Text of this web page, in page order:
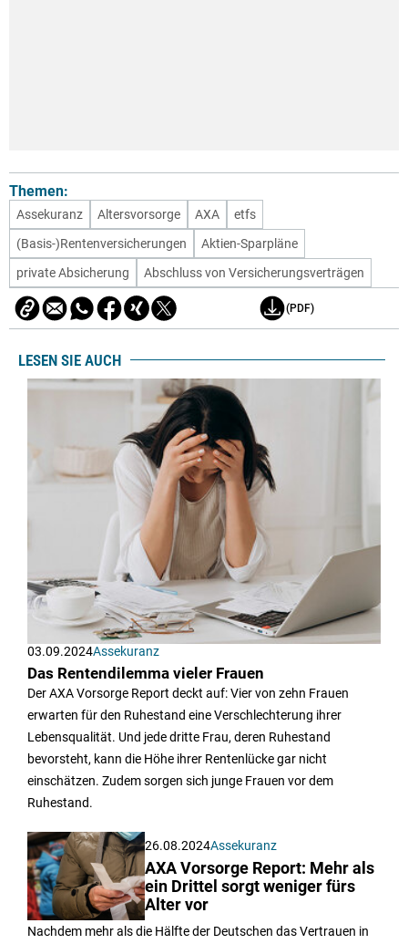
Themen:
Assekuranz Altersvorsorge AXA
etfs
(Basis-)Rentenversicherungen
Aktien-Sparpläne
private Absicherung
Abschluss von Versicherungsverträgen
(PDF)
LESEN SIE AUCH
03.09.2024Assekuranz
Das Rentendilemma vieler Frauen
Der AXA Vorsorge Report deckt auf: Vier von zehn Frauen
erwarten für den Ruhestand eine Verschlechterung ihrer
Lebensqualität. Und jede dritte Frau, deren Ruhestand
bevorsteht, kann die Höhe ihrer Rentenlücke gar nicht
einschätzen. Zudem sorgen sich junge Frauen vor dem
Ruhestand.
26.08.2024Assekuranz
AXA Vorsorge Report: Mehr als
ein Drittel sorgt weniger fürs
Alter vor
Nachdem mehr als die Hälfte der Deutschen das Vertrauen in